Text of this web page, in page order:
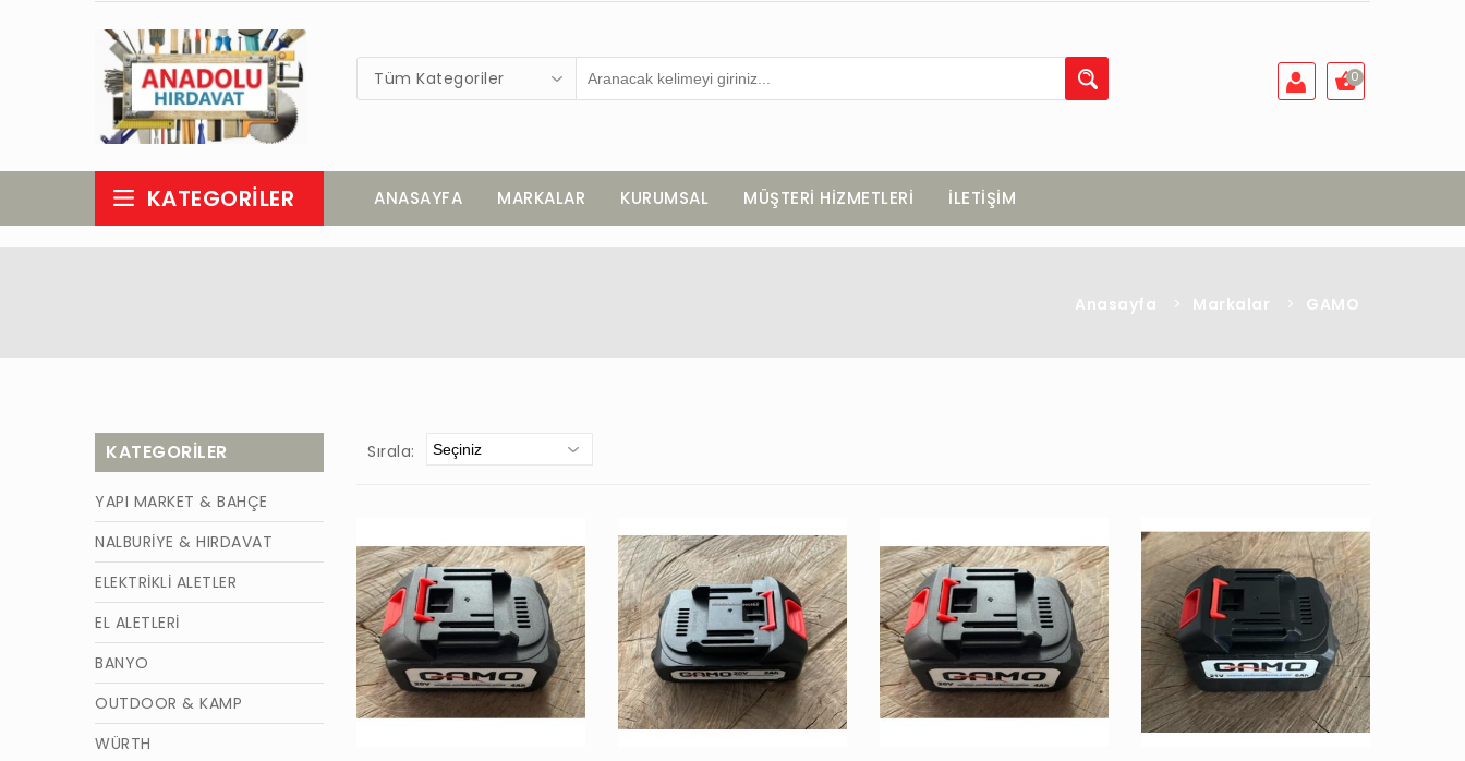
Tüm Kategoriler 0
KATEGORILER ANASAYFA MARKALAR KURUMSAL MÜŞTERİ HİZMETLERİ İLETİŞİM
Anasayfa > Markalar > GAMO
KATEGORILER
YAPI MARKET & BAHÇE
NALBURİYE & HIRDAVAT
ELEKTRİKLİ ALETLER
EL ALETLERİ
BANYO
OUTDOOR & KAMP
WÜRTH
Sırala:
Sepete Ekle Sepete Ekle Sepete Ekle